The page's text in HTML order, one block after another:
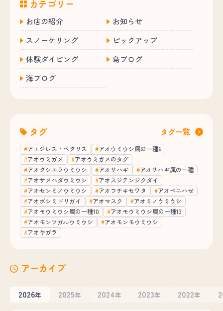
カテゴリー
お店の紹介
お知らせ
スノーケリング
ピックアップ
体験ダイビング
島ブログ
海ブログ
タグ タグ一覧
アエジレス・ペタリス
アオウミウシ属の一種6
アオウミガメ
アオウミガメのタグ
アオクシエラウミウシ
アオサハギ
アオサハギ属の一種
アオサメハダウミウシ
アオスジテンジクダイ
アオセンミノウミウシ
アオフチキセワタ
アオベニハゼ
アオボシミドリガイ
アオマスク
アオミノウミウシ
アオモウミウシ属の一種10
アオモウミウシ属の一種13
アオモンツガルウミウシ
アオモンモウミウシ
アオヤガラ
アーカイブ
2026年 2025年 2024年 2023年 2022年